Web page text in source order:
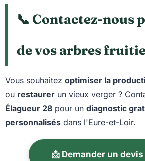
📞 Contactez-nous
de vos arbres
Vous souhaitez optimiser la
ou restaurer un vieux verger ?
Élagueur 28 pour un diagnostic
personnalisés dans l'Eure-et-Loir.
📩 Demander un